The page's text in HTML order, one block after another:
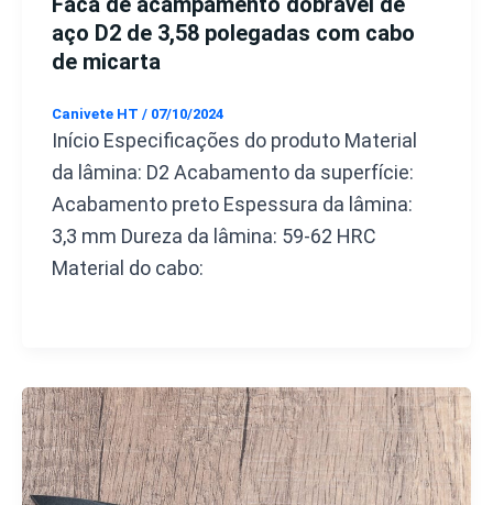
aço D2 de 3,58 polegadas com cabo
de micarta
Canivete HT / 07/10/2024
Início Especificações do produto Material
da lâmina: D2 Acabamento da superfície:
Acabamento preto Espessura da lâmina:
3,3 mm Dureza da lâmina: 59-62 HRC
Material do cabo: